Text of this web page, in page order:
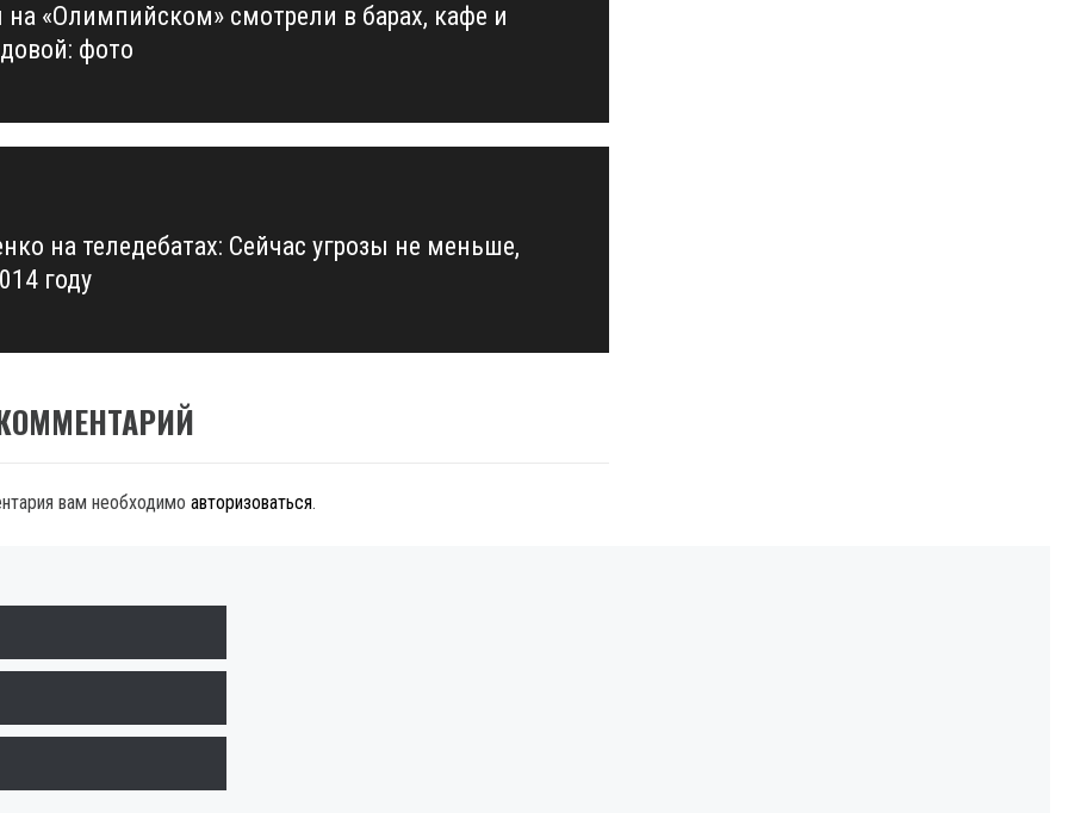
«Олимпийском» смотрели в барах, кафе и
фото
на теледебатах: Сейчас угрозы не меньше,
году
вам необходимо авторизоваться.